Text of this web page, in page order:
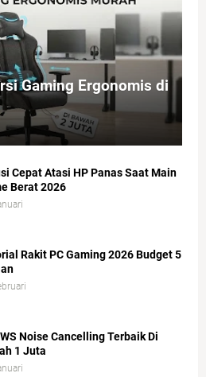
Gaming Ergonomis di
Cepat Atasi HP Panas Saat Main
Berat 2026
Rakit PC Gaming 2026 Budget 5
Noise Cancelling Terbaik Di
1 Juta